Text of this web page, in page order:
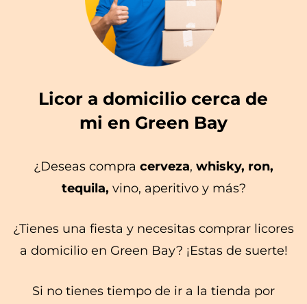
Licor a domicilio cerca de
mi en Green Bay
¿Deseas compra cerveza, whisky, ron,
tequila, vino, aperitivo y más?
¿Tienes una fiesta y necesitas comprar licores
a domicilio en Green Bay? ¡Estas de suerte!
Si no tienes tiempo de ir a la tienda por